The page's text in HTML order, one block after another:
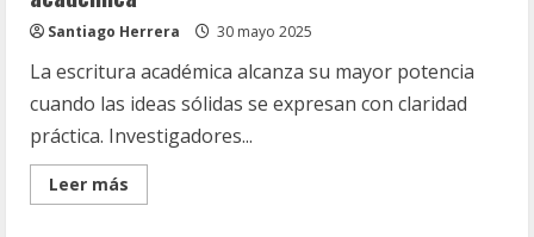
Santiago Herrera 30 mayo 2025
La escritura académica alcanza su mayor potencia
cuando las ideas sólidas se expresan con claridad
práctica. Investigadores...
Leer más
more